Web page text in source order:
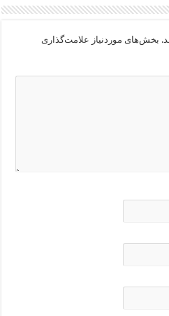
بخش‌های موردنیاز علامت‌گذاری